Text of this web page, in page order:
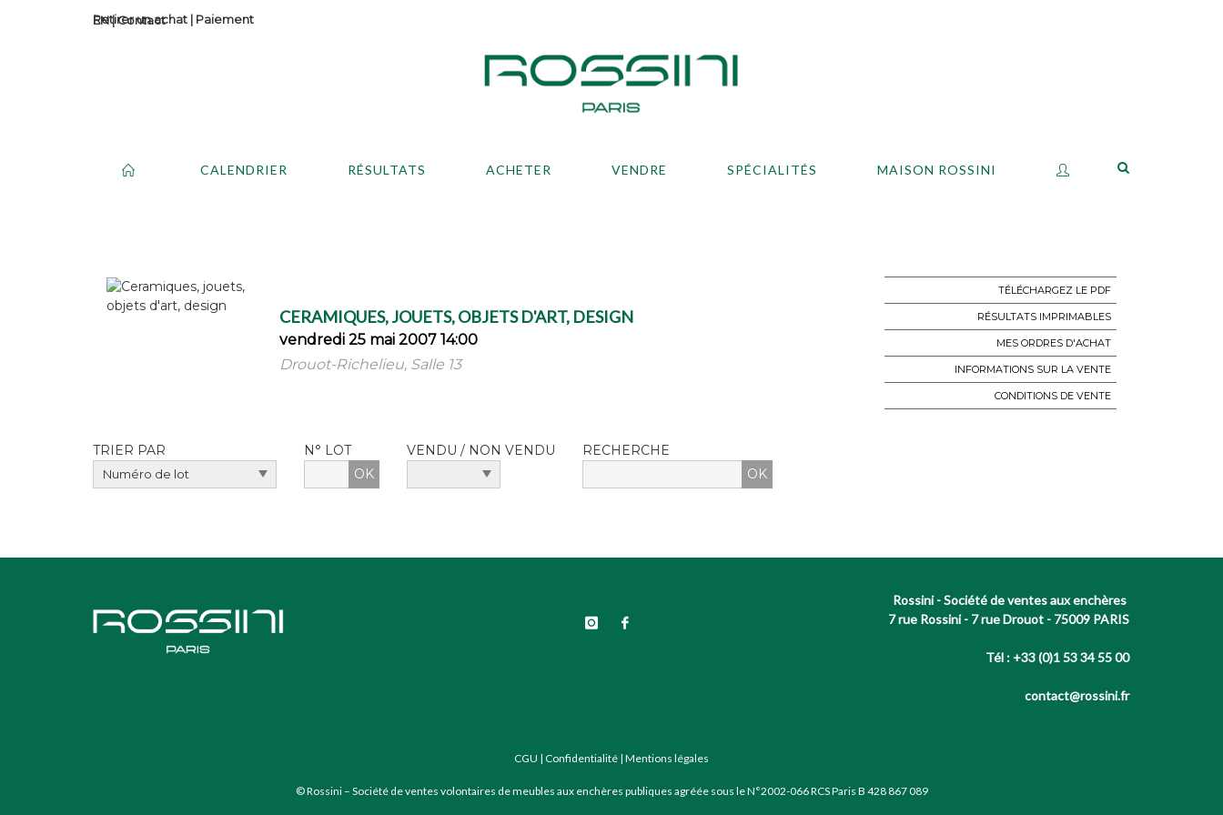
Contact
Retirer un achat | Paiement
CALENDRIER RÉSULTATS ACHETER VENDRE SPÉCIALITÉS MAISON ROSSINI
CERAMIQUES, JOUETS, OBJETS D'ART, DESIGN
vendredi 25 mai 2007 14:00
Drouot-Richelieu, Salle 13
TÉLÉCHARGEZ LE PDF
RÉSULTATS IMPRIMABLES
MES ORDRES D'ACHAT
INFORMATIONS SUR LA VENTE
CONDITIONS DE VENTE
TRIER PAR
N° LOT
OK
VENDU / NON VENDU RECHERCHE
Rossini - Société de ventes aux enchères
7 rue Rossini - 7 rue Drouot - 75009 PARIS
Tél : +33 (0)1 53 34 55 00
contact@rossini.fr
CGU | Confidentialité | Mentions légales
© Rossini – Société de ventes volontaires de meubles aux enchères publiques agréée sous le N°2002-066 RCS Paris B 428 867 089